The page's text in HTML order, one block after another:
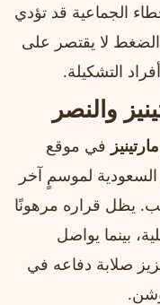
الجماعية قد تؤدي
لا يقتصر على
التشكيلة.
والنصر
في موقع
لموسمٍ آخر
يظل قراره مرهونًا
بينما يواصل
صلابة دفاعه في